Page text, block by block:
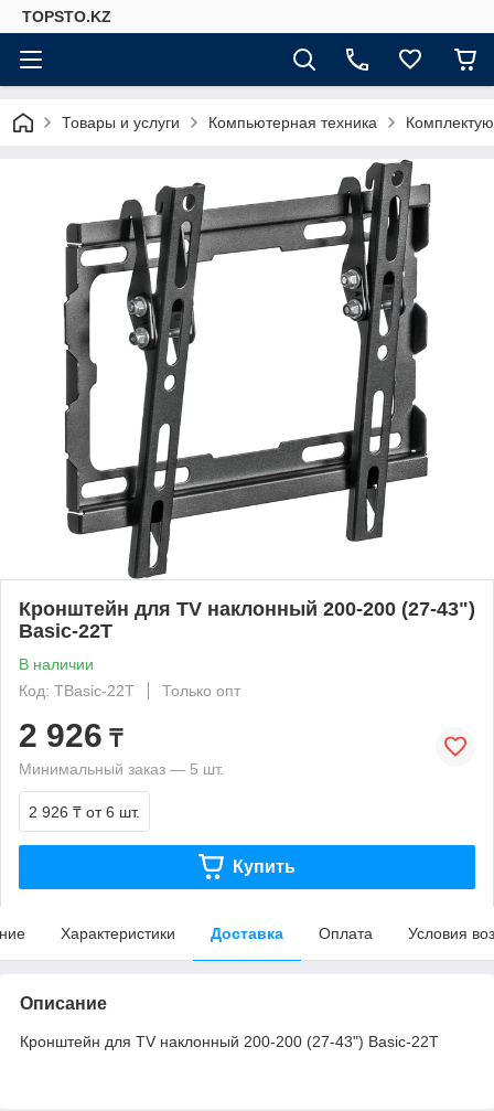
TOPSTO.KZ
Товары и услуги Компьютерная техника
Кронштейн для TV наклонный 200-200 (27-43")
Basic-22T
В наличии
Код: TBasic-22T
Только опт
2 926 ₸
Минимальный заказ — 5 шт.
2 926 ₸ от 6 шт.
Купить
Характеристики Доставка Оплата Условия
Описание
Кронштейн для TV наклонный 200-200 (27-43") Basic-22T